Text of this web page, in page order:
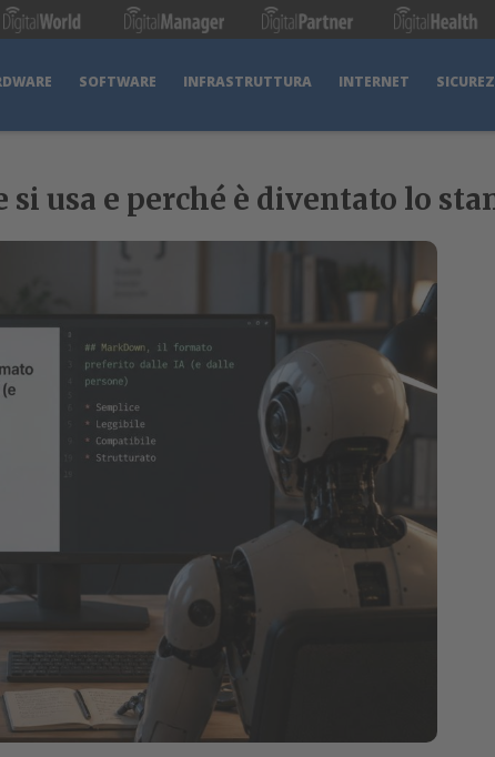
SOFTWARE INFRASTRUTTURA INTERNET
si usa e perché è diventato lo